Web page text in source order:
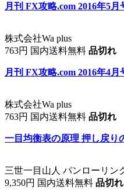
月刊 FX攻略.com 2016年5月
株式会社Wa plus
763円 国内送料無料 品切れ
月刊 FX攻略.com 2016年4月
株式会社Wa plus
763円 国内送料無料 品切れ
一目均衡表の原理 押し戻り
三世一目山人 パンローリン
9,350円 国内送料無料 品切れ